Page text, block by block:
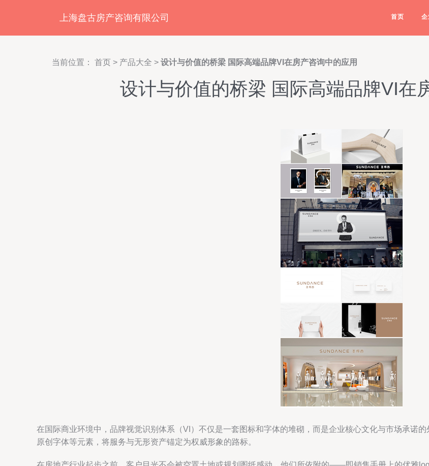
上海盘古房产咨询有限公司 首页 企
当前位置： 首页 > 产品大全 > 设计与价值的桥梁 国际高端品牌VI在房产咨询中的应用
设计与价值的桥梁 国际高端品牌VI在
在国际商业环境中，品牌视觉识别体系（VI）不仅是一套图标和字体的堆砌，而是企业核心文化与市场承诺
原创字体等元素，将服务与无形资产锚定为权威形象的路标。